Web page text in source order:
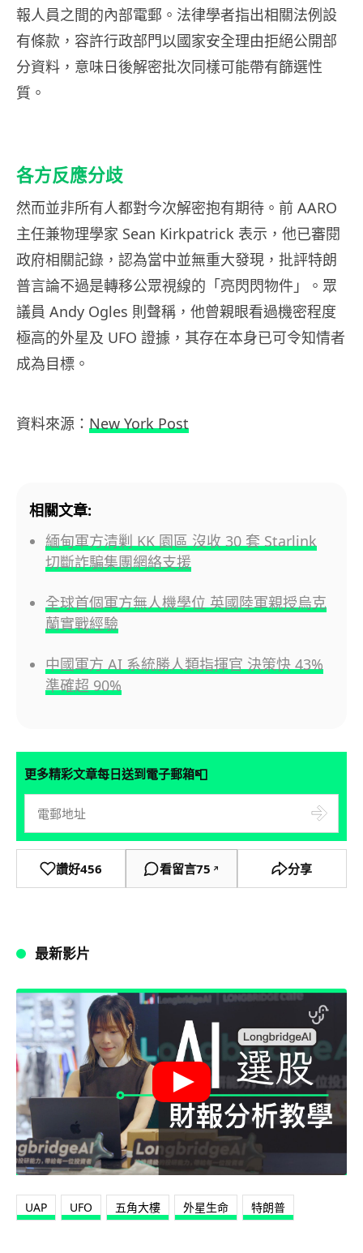
報人員之間的內部電郵。法律學者指出相關法例設
有條款，容許行政部門以國家安全理由拒絕公開部
分資料，意味日後解密批次同樣可能帶有篩選性
質。
各方反應分歧
然而並非所有人都對今次解密抱有期待。前 AARO
主任兼物理學家 Sean Kirkpatrick 表示，他已審閱
政府相關記錄，認為當中並無重大發現，批評特朗
普言論不過是轉移公眾視線的「亮閃閃物件」。眾
議員 Andy Ogles 則聲稱，他曾親眼看過機密程度
極高的外星及 UFO 證據，其存在本身已可令知情者
成為目標。
資料來源： New York Post
相關文章:
緬甸軍方清剿 KK 園區 沒收 30 套 Starlink
切斷詐騙集團網絡支援
全球首個軍方無人機學位 英國陸軍親授烏克
蘭實戰經驗
中國軍方 AI 系統勝人類指揮官 決策快 43%
準確超 90%
更多精彩文章每日送到電子郵箱📮
讚好456 看留言75 ↗ 分享
最新影片
UAP UFO 五角大樓 外星生命 特朗普